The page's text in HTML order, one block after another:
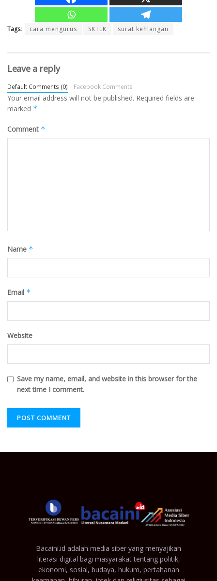
Tags: cara mengurus SKTLK surat kehlangan
Leave a reply
Default Comments (0) Facebook Comments
Your email address will not be published. Required fields are
marked *
Comment *
Name *
Email *
Website
Save my name, email, and website in this browser for the
next time I comment.
Bacaini.id adalah media siber yang menyajikan
literasi digital bagi masyarakat tentang politik,
ekonomi, sosial, budaya, hukum, pertahanan